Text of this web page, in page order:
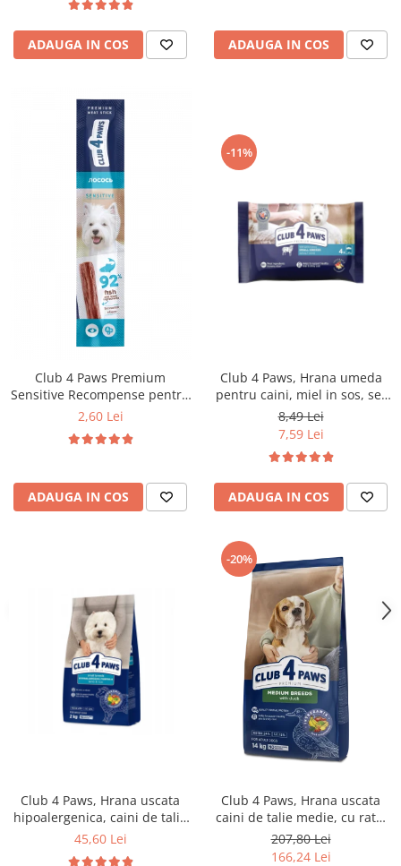
ADAUGA IN COS ADAUGA IN COS
Club 4 Paws Premium
Sensitive Recompense pentru
caini stick cu somon, 12g
2,60 Lei
ADAUGA IN COS
-11%
Club 4 Paws, Hrana umeda
pentru caini, miel in sos, set
4x85g
8,49 Lei
7,59 Lei
ADAUGA IN COS
Club 4 Paws, Hrana uscata
hipoalergenica, caini de talie
mica, miel si orez, 2kg
45,60 Lei
-20%
Club 4 Paws, Hrana uscata
caini de talie medie, cu rata,
14kg
207,80 Lei
166,24 Lei